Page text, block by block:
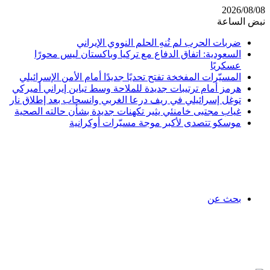
2026/08/08
نبض الساعة
ضربات الحرب لم تُنهِ الحلم النووي الإيراني
السعودية: اتفاق الدفاع مع تركيا وباكستان ليس محورًا
عسكريًا
المسيّرات المفخخة تفتح تحديًا جديدًا أمام الأمن الإسرائيلي
هرمز أمام ترتيبات جديدة للملاحة وسط تباين إيراني أميركي
توغل إسرائيلي في ريف درعا الغربي وانسحاب بعد إطلاق نار
غياب مجتبى خامنئي يثير تكهنات جديدة بشأن حالته الصحية
موسكو تتصدى لأكبر موجة مسيّرات أوكرانية
بحث عن